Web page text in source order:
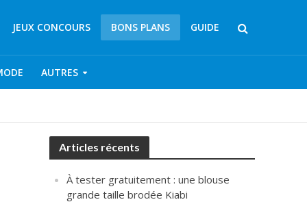
JEUX CONCOURS BONS PLANS GUIDE
AUTRES
Articles récents
À tester gratuitement : une blouse
grande taille brodée Kiabi